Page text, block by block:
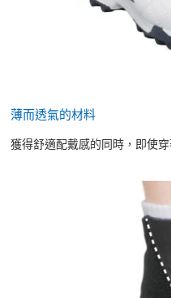
薄而透氣的材料
獲得舒適配戴感的同時，即使